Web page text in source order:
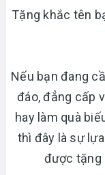
Tặng khắc tên
​Nếu bạn đang
đáo, đẳng cấp
hay làm quà
thì đây là sự
được tặng